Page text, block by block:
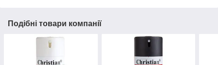
Подібні товари компанії